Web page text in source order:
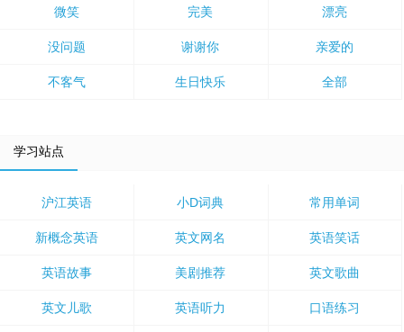
微笑 完美 漂亮
没问题 谢谢你 亲爱的
不客气 生日快乐 全部
学习站点
沪江英语 小D词典 常用单词
新概念英语 英文网名 英语笑话
英语故事 美剧推荐 英文歌曲
英文儿歌 英语听力 口语练习